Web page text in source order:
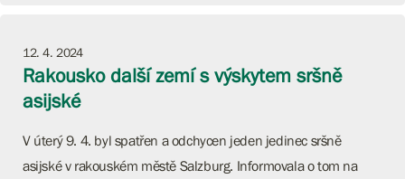
12. 4. 2024
Rakousko další zemí s výskytem sršně
asijské
V úterý 9. 4. byl spatřen a odchycen jeden jedinec sršně
asijské v rakouském městě Salzburg. Informovala o tom na